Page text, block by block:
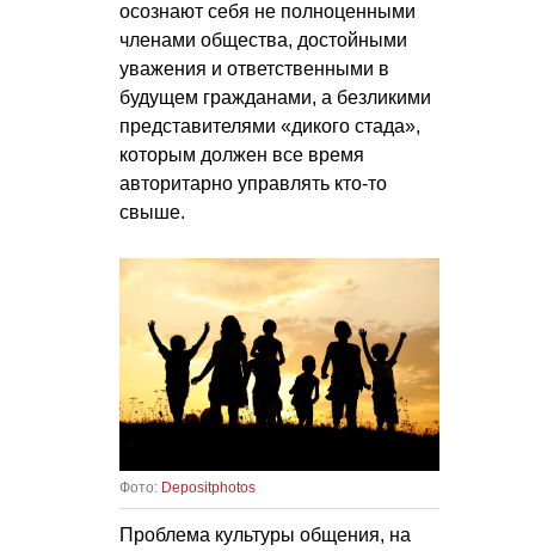
осознают себя не полноценными
членами общества, достойными
уважения и ответственными в
будущем гражданами, а безликими
представителями «дикого стада»,
которым должен все время
авторитарно управлять кто-то
свыше.
Фото: Depositphotos
Проблема культуры общения, на